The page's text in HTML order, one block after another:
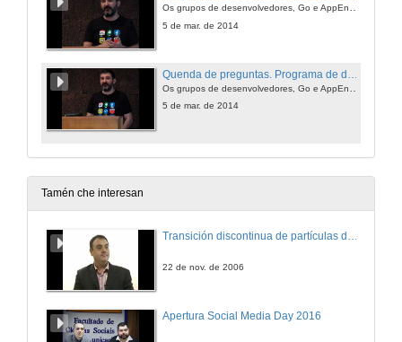
Os grupos de desenvolvedores, Go e AppEngine
5 de mar. de 2014
Quenda de preguntas. Programa de desenvolvedores de Google
5 de mar. de 2014
Tamén che interesan
22 de nov. de 2006
Apertura Social Media Day 2016